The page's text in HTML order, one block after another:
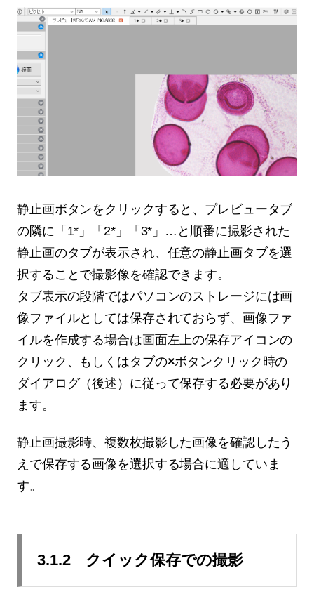
静止画ボタンをクリックすると、プレビュータブ
の隣に「1*」「2*」「3*」…と順番に撮影された
静止画のタブが表示され、任意の静止画タブを選
択することで撮影像を確認できます。
タブ表示の段階ではパソコンのストレージには画
像ファイルとしては保存されておらず、画像ファ
イルを作成する場合は画面左上の保存アイコンの
クリック、もしくはタブの×ボタンクリック時の
ダイアログ（後述）に従って保存する必要があり
ます。
静止画撮影時、複数枚撮影した画像を確認したう
えで保存する画像を選択する場合に適していま
す。
3.1.2 クイック保存での撮影